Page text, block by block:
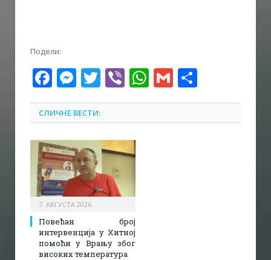
Подели:
Facebook
Messenger
Twitter
ViberWhatsApp
Gmail
СЛИЧНЕ ВЕСТИ:
7. АВГУСТА 2026.
Повећан број
интервенција у Хитној
помоћи у Врању због
високих температура